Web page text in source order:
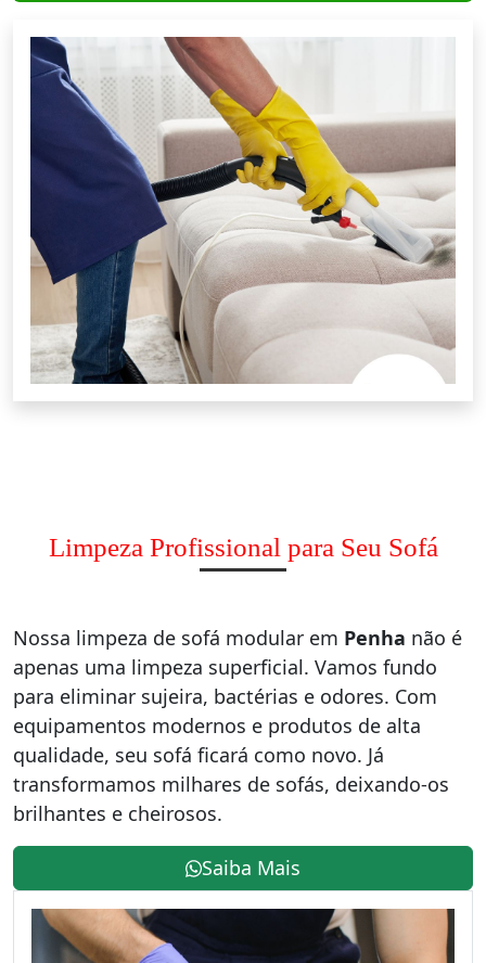
Limpeza Profissional para Seu Sofá
Nossa limpeza de sofá modular em Penha não é
apenas uma limpeza superficial. Vamos fundo
para eliminar sujeira, bactérias e odores. Com
equipamentos modernos e produtos de alta
qualidade, seu sofá ficará como novo. Já
transformamos milhares de sofás, deixando-os
brilhantes e cheirosos.
Saiba Mais